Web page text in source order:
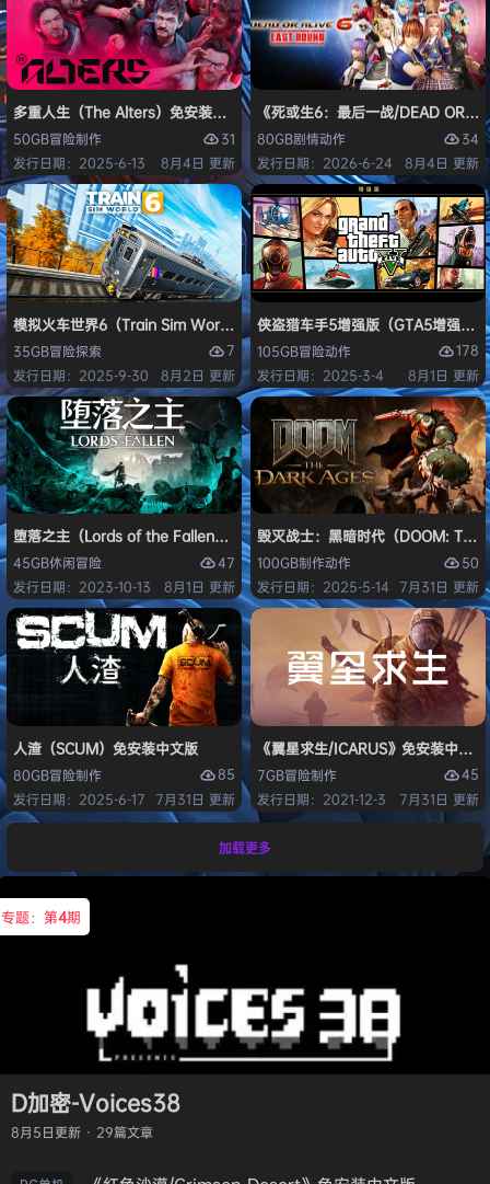
多重人生（The Alters）免安装中文版
50GB冒险制作
31
发行日期：2025-6-13
8月4日 更新
《死或生6：最后一战/DEAD OR
80GB剧情动作
34
发行日期：2026-6-24
8月4日 更新
模拟火车世界6（Train Sim World 6）免安装中文版
35GB冒险探索
7
发行日期：2025-9-30
8月2日 更新
侠盗猎车手5增强版（GTA5增强版
105GB冒险动作
178
发行日期：2025-3-4
8月1日 更新
堕落之主（Lords of the Fallen）免安装中文版
45GB休闲冒险
47
发行日期：2023-10-13
8月1日 更新
毁灭战士：黑暗时代（DOOM: The
100GB制作动作
50
发行日期：2025-5-14
7月31日 更新
人渣（SCUM）免安装中文版
80GB冒险制作
85
发行日期：2025-6-17
7月31日 更新
《翼星求生/ICARUS》免安装中文版
7GB冒险制作
45
发行日期：2021-12-3
7月31日 更新
加载更多
专题：第4期
D加密-Voices38
8月5日更新 · 29篇文章